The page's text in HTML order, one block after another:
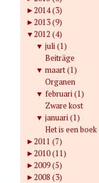
►2014 (3)
►2013 (9)
▼2012 (4)
▼ juli (1)
Beiträge
▼ maart (1)
Organen
▼ februari (1)
Zware kost
▼ januari (1)
Het is een boek
►2011 (7)
►2010 (11)
►2009 (5)
►2008 (3)